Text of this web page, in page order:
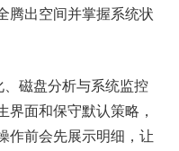
腾出空间并掌握系统状
磁盘分析与系统监控
面和保守默认策略，
作前会先展示明细，让